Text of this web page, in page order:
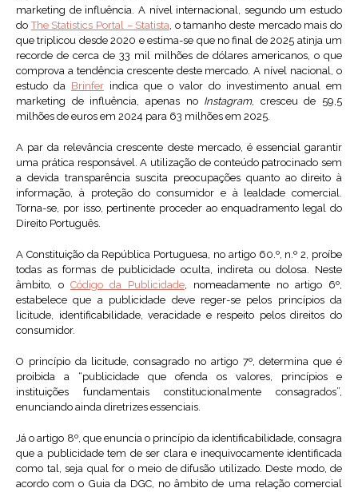
marketing de influência. A nível internacional, segundo um estudo
doThe Statistics Portal – Statista, o tamanho deste mercado mais do
que triplicou desde 2020 e estima-se que no final de 2025 atinja um
recorde de cerca de 33 mil milhões de dólares americanos, o que
comprova a tendência crescente deste mercado. A nível nacional, o
estudo da Brinfer indica que o valor do investimento anual em
marketing de influência, apenas no Instagram, cresceu de 59,5
milhões de euros em 2024 para 63 milhões em 2025.
A par da relevância crescente deste mercado, é essencial garantir
uma prática responsável. A utilização de conteúdo patrocinado sem
a devida transparência suscita preocupações quanto ao direito à
informação, à proteção do consumidor e à lealdade comercial.
Torna-se, por isso, pertinente proceder ao enquadramento legal do
Direito Português.
A Constituição da República Portuguesa, no artigo 60.º, n.º 2, proíbe
todas as formas de publicidade oculta, indireta ou dolosa. Neste
âmbito, o Código da Publicidade, nomeadamente no artigo 6º,
estabelece que a publicidade deve reger-se pelos princípios da
licitude, identificabilidade, veracidade e respeito pelos direitos do
consumidor.
O princípio da licitude, consagrado no artigo 7º, determina que é
proibida a “publicidade que ofenda os valores, princípios e
instituições fundamentais constitucionalmente consagrados”,
enunciando ainda diretrizes essenciais.
Já o artigo 8º, que enuncia o princípio da identificabilidade, consagra
que a publicidade tem de ser clara e inequivocamente identificada
como tal, seja qual for o meio de difusão utilizado. Deste modo, de
acordo com o Guia da DGC, no âmbito de uma relação comercial